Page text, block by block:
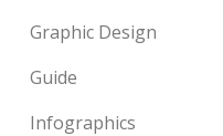
Graphic Design
Guide
Infographics